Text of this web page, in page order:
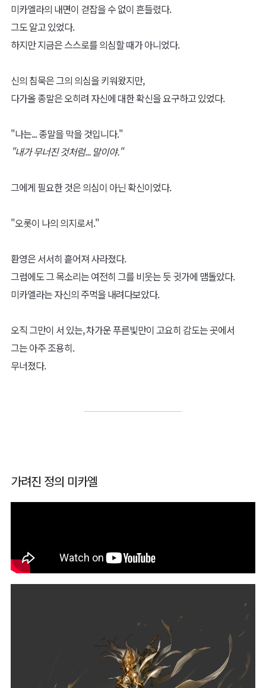
미카엘라의 내면이 걷잡을 수 없이 흔들렸다.
그도 알고 있었다.
하지만 지금은 스스로를 의심할 때가 아니었다.
신의 침묵은 그의 의심을 키워왔지만,
다가올 종말은 오히려 자신에 대한 확신을 요구하고 있었다.
"나는... 종말을 막을 것입니다."
"내가 무너진 것처럼... 말이야."
그에게 필요한 것은 의심이 아닌 확신이었다.
"오롯이 나의 의지로서."
환영은 서서히 흩어져 사라졌다.
그럼에도 그 목소리는 여전히 그를 비웃는 듯 귓가에 맴돌았다.
미카엘라는 자신의 주먹을 내려다보았다.
오직 그만이 서 있는, 차가운 푸른빛만이 고요히 감도는 곳에서
그는 아주 조용히.
무너졌다.
가려진 정의 미카엘